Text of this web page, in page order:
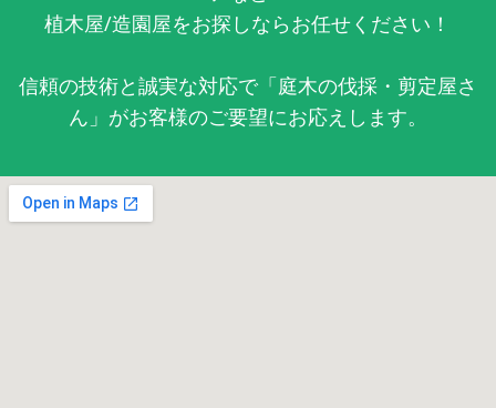
植木屋/造園屋をお探しならお任せください！
信頼の技術と誠実な対応で「庭木の伐採・剪定屋さ
ん」がお客様のご要望にお応えします。